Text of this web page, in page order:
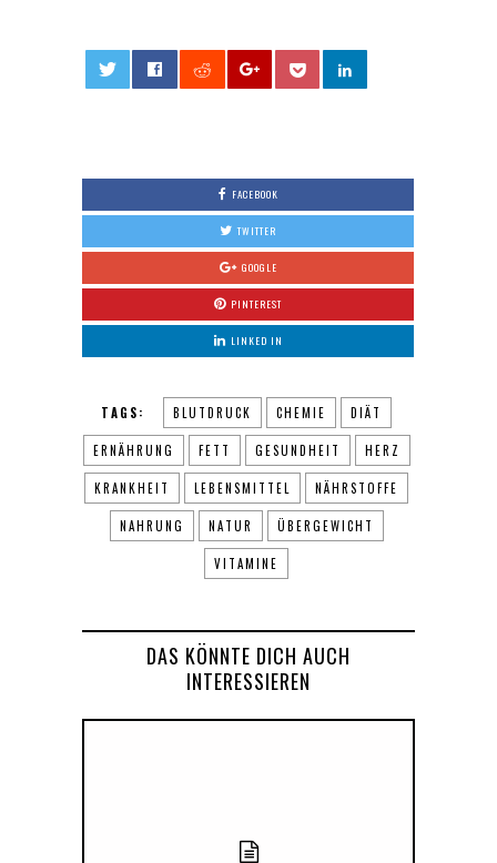
FACEBOOK
TWITTER
GOOGLE
PINTEREST
LINKED IN
TAGS: BLUTDRUCK CHEMIE DIÄT
ERNÄHRUNG FETT GESUNDHEIT HERZ
KRANKHEIT LEBENSMITTEL NÄHRSTOFFE
NAHRUNG NATUR ÜBERGEWICHT
VITAMINE
DAS KÖNNTE DICH AUCH
INTERESSIEREN